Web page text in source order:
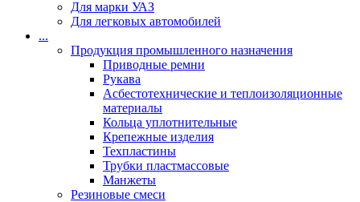
Для марки УАЗ
Для легковых автомобилей
...
Продукция промышленного назначения
Приводные ремни
Рукава
Асбестотехнические и теплоизоляционные
материалы
Кольца уплотнительные
Крепежные изделия
Техпластины
Трубки пластмассовые
Манжеты
Резиновые смеси